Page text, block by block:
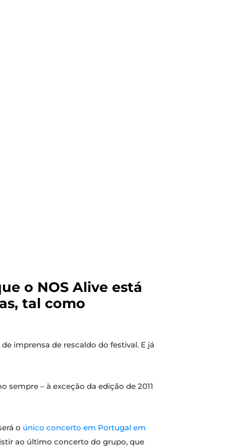
o NOS Alive está
tal como
imprensa de rescaldo do festival. E já
– à exceção da edição de 2011
o único concerto em Portugal em
ao último concerto do grupo, que